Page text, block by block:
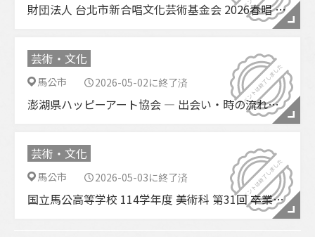
財団法人 台北市新合唱文化芸術基金会 2026春唱 ― アカペラ・クレイジー台湾 巡回コンサート
芸術・文化
馬公市 2026-05-02に終了済
澎湖県ハッピーアート協会 ― 出会い・時の流れ：記憶の再現
芸術・文化
馬公市 2026-05-03に終了済
国立馬公高等学校 114学年度 美術科 第31回 卒業美術展